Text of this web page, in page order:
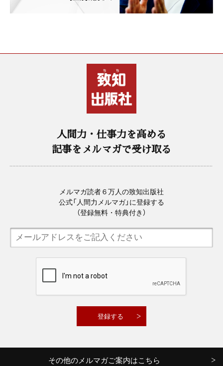
人間力・仕事力を高める
記事をメルマガで受け取る
メルマガ読者６万人の致知出版社
公式「人間力メルマガ」に登録する
（登録無料・特典付き）
その他のメルマガご案内はこちら